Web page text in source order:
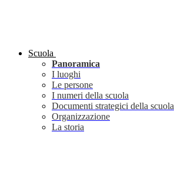
Scuola
Panoramica
I luoghi
Le persone
I numeri della scuola
Documenti strategici della scuola
Organizzazione
La storia